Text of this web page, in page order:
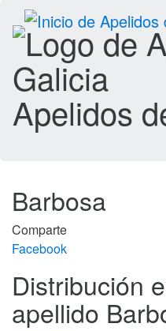
Apelidos
Barbosa
Comparte
Facebook
Distribución
apellido